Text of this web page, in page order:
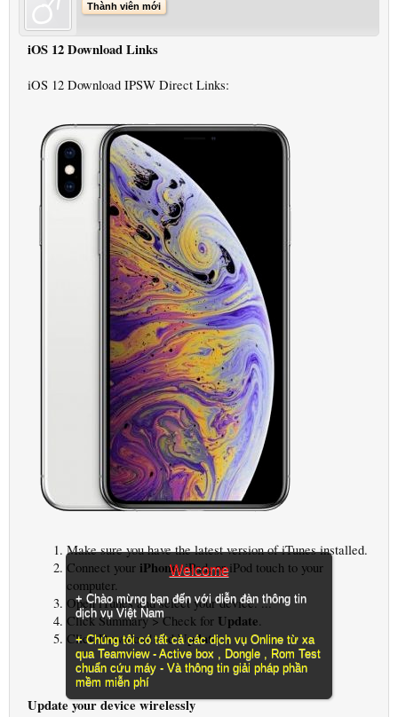
Welcome
+ Chào mừng bạn đến với diễn đàn thông tin
dịch vụ Việt Nam
+ Chúng tôi có tất cả các dịch vụ Online từ xa
qua Teamview - Active box , Dongle , Rom Test
chuẩn cứu máy - Và thông tin giải pháp phần
mềm miễn phí
Thành viên mới
iOS 12 Download Links
iOS 12 Download IPSW Direct Links:
Make sure you have the latest version of iTunes installed.
Connect your iPhone, iPad, or iPod touch to your
computer.
Open iTunes and select your device. ...
Click Summary > Check for Update.
Click Download andUpdate.
Update your device wirelessly